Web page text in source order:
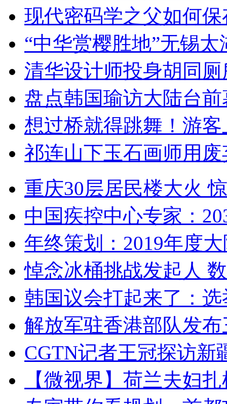
现代密码学之父如何
“中华赏樱胜地”无锡
清华设计师投身胡同
盘点韩国瑜访大陆台
想过桥就得跳舞！游客
祁连山下玉石画师用
重庆30层居民楼大火
中国疾控中心专家：
年终策划：2019年度
悼念冰桶挑战发起人
韩国议会打起来了：
解放军驻香港部队发
CGTN记者王冠探访新
【微视界】荷兰夫妇